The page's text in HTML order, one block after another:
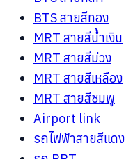
BTS สายสีทอง
MRT สายสีน้ำเงิน
MRT สายสีม่วง
MRT สายสีเหลือง
MRT สายสีชมพู
Airport link
รถไฟฟ้าสายสีแดง